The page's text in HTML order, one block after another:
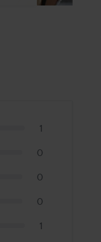
1
0
0
0
1